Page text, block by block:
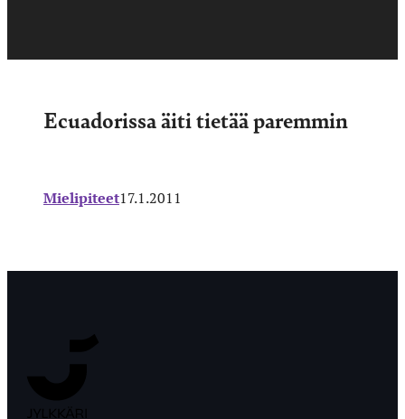
Ecuadorissa äiti tietää paremmin
Mielipiteet17.1.2011